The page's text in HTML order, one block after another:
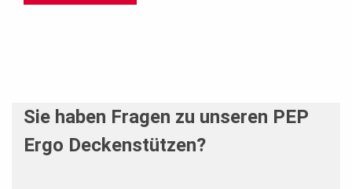
Sie haben Fragen zu unseren PEP
Ergo Deckenstützen?